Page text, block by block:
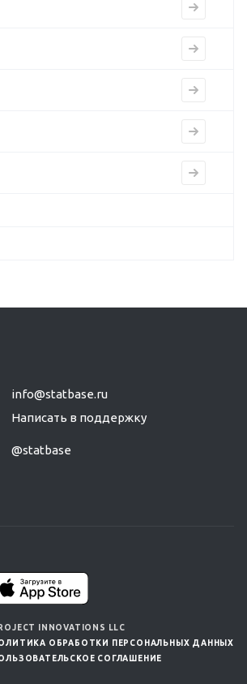
info@statbase.ru
Написать в поддержку
@statbase
INNOVATIONS LLC
ОБРАБОТКИ ПЕРСОНАЛЬНЫХ ДАННЫХ
СОГЛАШЕНИЕ